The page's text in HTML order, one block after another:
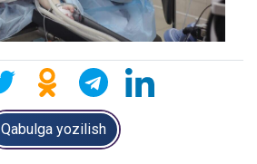
Qabulga yozilish